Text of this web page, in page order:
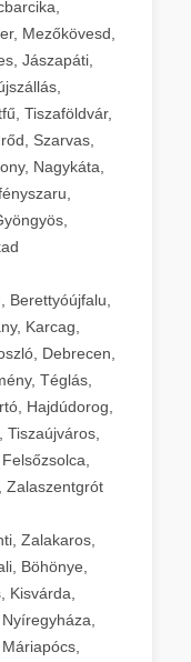
Mezőkövesd,
Jászapáti,
Tiszaföldvár,
Szarvas,
Nagykáta,
Berettyóújfalu,
Karcag,
Debrecen,
Téglás,
Hajdúdorog,
Zalaszentgrót
Zalakaros,
Böhönye,
Kisvárda,